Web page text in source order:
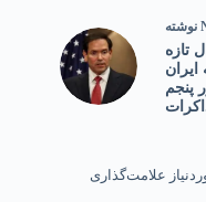
نوشته
تازه
ایران
پنجم
علامت‌گذاری